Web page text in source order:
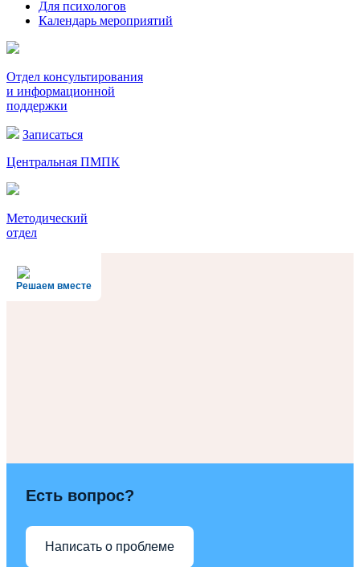
Для психологов
Календарь мероприятий
Отдел консультирования
и информационной
поддержки
Записаться
Центральная ПМПК
Методический
отдел
Решаем вместе
Есть вопрос?
Написать о проблеме